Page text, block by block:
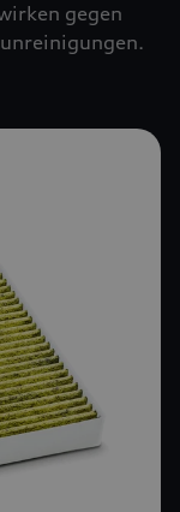
gegen